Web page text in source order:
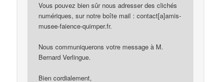
Vous pouvez bien sûr nous adresser des clichés
numériques, sur notre boîte mail : contact[a]amis-
musee-faience-quimper.fr.
Nous communiquerons votre message à M.
Bernard Verlingue.
Bien cordialement,